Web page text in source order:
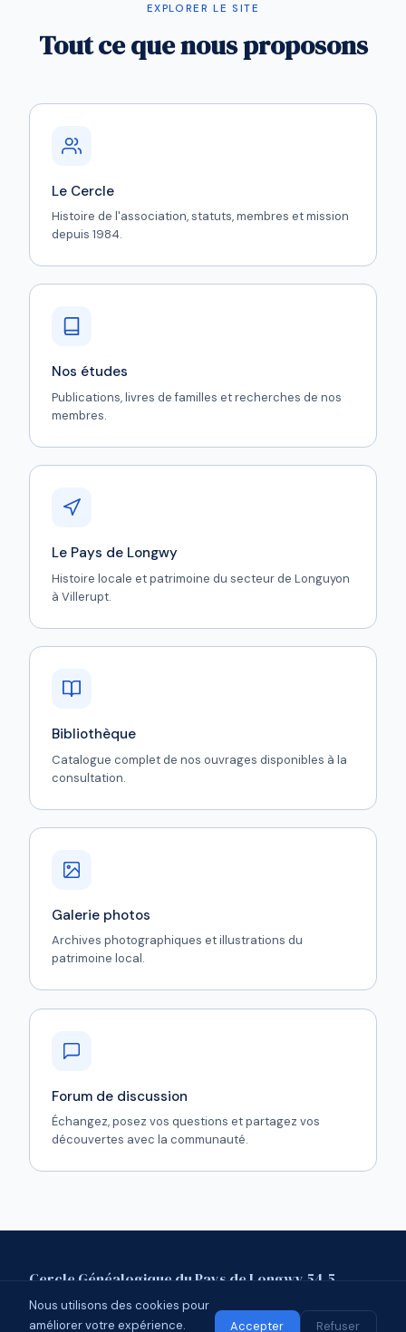
EXPLORER LE SITE
Tout ce que nous proposons
Le Cercle
Histoire de l'association, statuts, membres et mission
depuis 1984.
Nos études
Publications, livres de familles et recherches de nos
membres.
Le Pays de Longwy
Histoire locale et patrimoine du secteur de Longuyon
à Villerupt.
Bibliothèque
Catalogue complet de nos ouvrages disponibles à la
consultation.
Galerie photos
Archives photographiques et illustrations du
patrimoine local.
Forum de discussion
Échangez, posez vos questions et partagez vos
découvertes avec la communauté.
Cercle Généalogique du Pays de Longwy 54.5
Mentions légalesContactForum
© 2026 CGPL 54.5 · Affilié à l'UCGL
Nous utilisons des cookies pour
améliorer votre expérience.
Accepter Refuser